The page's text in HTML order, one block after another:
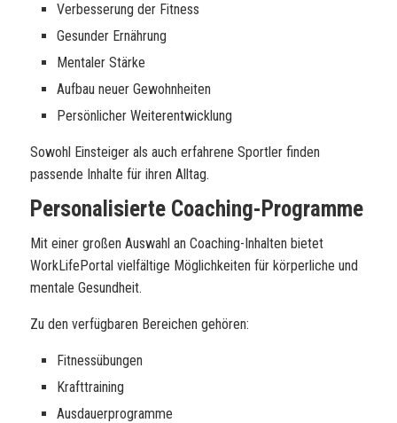
Verbesserung der Fitness
Gesunder Ernährung
Mentaler Stärke
Aufbau neuer Gewohnheiten
Persönlicher Weiterentwicklung
Sowohl Einsteiger als auch erfahrene Sportler finden
passende Inhalte für ihren Alltag.
Personalisierte Coaching-Programme
Mit einer großen Auswahl an Coaching-Inhalten bietet
WorkLifePortal vielfältige Möglichkeiten für körperliche und
mentale Gesundheit.
Zu den verfügbaren Bereichen gehören:
Fitnessübungen
Krafttraining
Ausdauerprogramme